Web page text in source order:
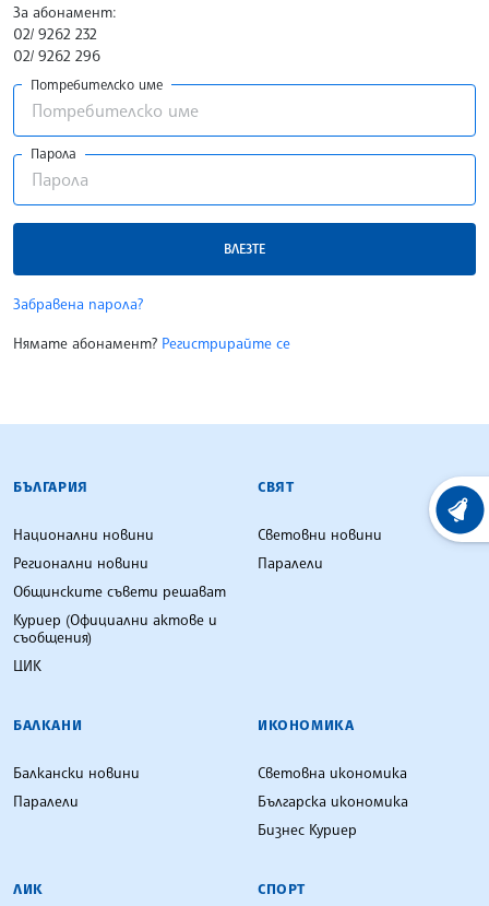
За абонамент:
02/ 9262 232
02/ 9262 296
Потребителско име
Парола
ВЛЕЗТЕ
Забравена парола?
Нямате абонамент? Регистрирайте се
БЪЛГАРСКА ТЕЛЕГРАФНА АГЕНЦИЯ
БЪЛГАРИЯ
Национални новини
Регионални новини
Общинските съвети решават
Куриер (Официални актове и
съобщения)
ЦИК
СВЯТ
Световни новини
Паралели
БАЛКАНИ
Балкански новини
Паралели
ИКОНОМИКА
Световна икономика
Българска икономика
Бизнес Куриер
ЛИК СПОРТ